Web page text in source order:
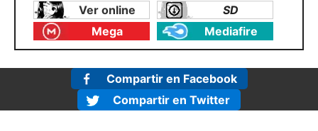
Ver online
SD
Mega
Mediafire
Compartir en Facebook
Compartir en Twitter